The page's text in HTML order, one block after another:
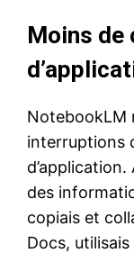
Moins de
NotebookLM
interruptions
des
copiais et
Docs,